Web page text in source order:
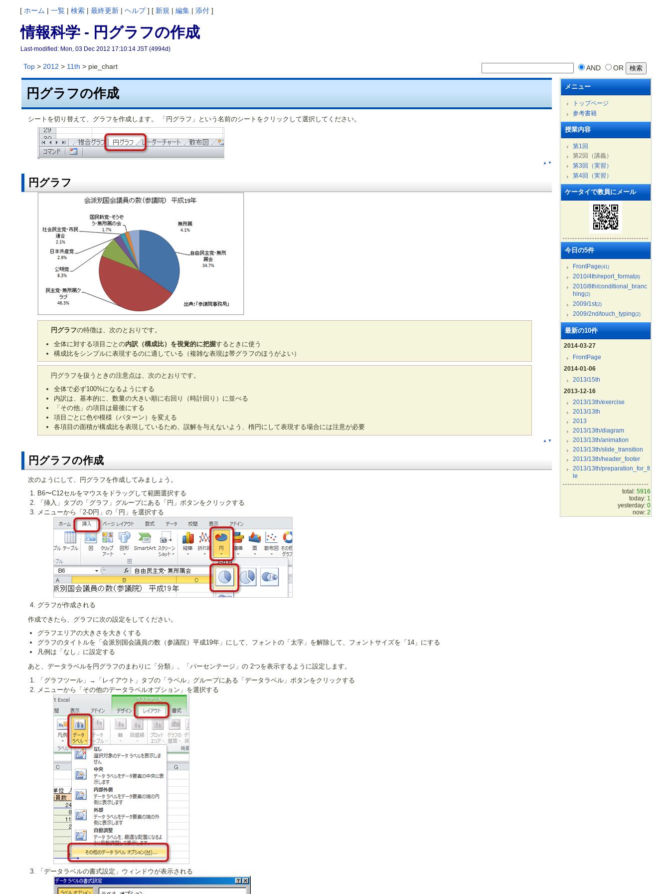
[ ホーム | 一覧| 検索| 最終更新| ヘルプ] [ 新規 | 編集| 添付]
情報科学 - 円グラフの作成
Last-modified: Mon, 03 Dec 2012 17:10:14 JST (4994d)
Top> 2012 > 11th > pie_chart AND OR
円グラフの作成
シートを切り替えて、グラフを作成します。 「円グラフ」という名前のシートをクリックして選択してください。
▲ ▼
円グラフ
円グラフの特徴は、次のとおりです。
全体に対する項目ごとの内訳（構成比）を視覚的に把握するときに使う
構成比をシンプルに表現するのに適している（複雑な表現は帯グラフのほうがよい）
円グラフを扱うときの注意点は、次のとおりです。
全体で必ず100%になるようにする
内訳は、基本的に、数量の大きい順に右回り（時計回り）に並べる
「その他」の項目は最後にする
項目ごとに色や模様（パターン）を変える
各項目の面積が構成比を表現しているため、誤解を与えないよう、楕円にして表現する場合には注意が必要
▲ ▼
円グラフの作成
次のようにして、円グラフを作成してみましょう。
B6〜C12セルをマウスをドラッグして範囲選択する
「挿入」タブの「グラフ」グループにある「円」ボタンをクリックする
メニューから「2-D円」の「円」を選択する
グラフが作成される
作成できたら、グラフに次の設定をしてください。
グラフエリアの大きさを大きくする
グラフのタイトルを「会派別国会議員の数（参議院）平成19年」にして、フォントの「太字」を解除して、フォントサイズを「14」にする
凡例は「なし」に設定する
あと、データラベルを円グラフのまわりに「分類」、「パーセンテージ」の 2つを表示するように設定します。
「グラフツール」→「レイアウト」タブの「ラベル」グループにある「データラベル」ボタンをクリックする
メニューから「その他のデータラベルオプション」を選択する
「データラベルの書式設定」ウィンドウが表示される
メニュー
トップページ
参考書籍
授業内容
第1回
第2回（講義）
第3回（実習）
第4回（実習）
ケータイで教員にメール
今日の5件
FrontPage(41)
2010/4th/report_format(8)
2010/8th/conditional_branc
hing(2)
2009/1st(2)
2009/2nd/touch_typing(2)
最新の10件
2014-03-27
FrontPage
2014-01-06
2013/15th
2013-12-16
2013/13th/exercise
2013/13th
2013
2013/13th/diagram
2013/13th/animation
2013/13th/slide_transition
2013/13th/header_footer
2013/13th/preparation_for_fi
le
total: 5916
today: 1
yesterday: 0
now: 2